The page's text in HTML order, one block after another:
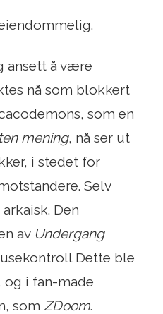
ansett å være
nå som blokkert
som en
mening, nå ser ut
i stedet for
Selv
Den
av Undergang
Dette ble
og i fan-made
som ZDoom.